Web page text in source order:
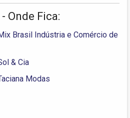
Onde Fica:
Brasil Indústria e Comércio de
& Cia
Modas